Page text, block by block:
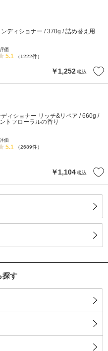
ディショナー / 370g / 詰め替え用
価
5.1 （1222件）
￥1,252税込
ィショナー リッチ&リペア / 660g /
トフローラルの香り
価
5.1
（2689件）
￥1,104税込
探す